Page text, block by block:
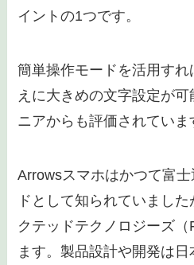
イントの1つです。
簡単操作モードを活用すれ
えに大きめの文字設定が
ニアからも評価されていま
Arrowsスマホはかつて富
ドとして知られていまし
クテッドテクノロジーズ
ます。製品設計や開発は日